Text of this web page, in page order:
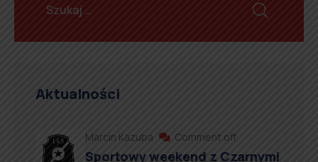
Aktualności
Marcin Kazuba Comment off
Sportowy weekend z Czarnymi